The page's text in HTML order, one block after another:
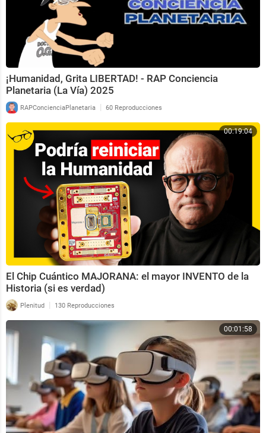
¡Humanidad, Grita LIBERTAD! - RAP Conciencia
Planetaria (La Vía) 2025
RAPConcienciaPlanetaria | 60 Reproducciones
00:19:04
El Chip Cuántico MAJORANA: el mayor INVENTO de la
Historia (si es verdad)
Plenitud | 130 Reproducciones
00:01:58